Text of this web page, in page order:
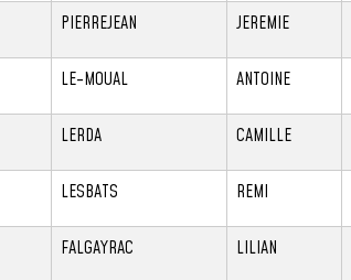
PIERREJEAN JEREMIE
LE-MOUAL ANTOINE
LERDA CAMILLE
LESBATS REMI
FALGAYRAC LILIAN